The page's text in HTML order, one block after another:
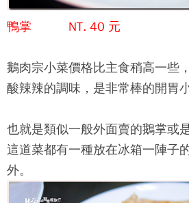
鴨掌 NT. 40 元
鵝肉宗小菜價格比主食稍高一些
酸辣辣的調味，是非常棒的開胃
也就是類似一般外面賣的鵝掌或
這道菜都有一種放在冰箱一陣子
外。